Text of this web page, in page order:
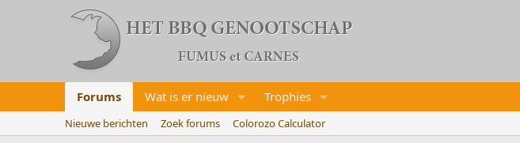
Forums Wat is er nieuw Trophies
Nieuwe berichten Zoek forums
Colorozo Calculator